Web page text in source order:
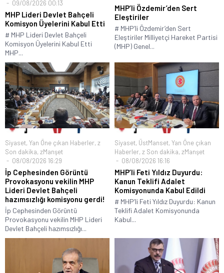
09/08/2026 00:13
MHP Lideri Devlet Bahçeli
Komisyon Üyelerini Kabul Etti
# MHP Lideri Devlet Bahçeli
Komisyon Üyelerini Kabul Etti
MHP...
MHP’li Özdemir’den Sert
Eleştiriler
# MHP’li Özdemir’den Sert
Eleştiriler Milliyetçi Hareket Partisi
(MHP) Genel...
Siyaset, Yan Öne çıkan Haberler, z
Son dakika, zManşet
08/08/2026 16:29
İp Cephesinden Görüntü
Provokasyonu vekilin MHP
Lideri Devlet Bahçeli
hazımsızlığı komisyonu gerdi!
İp Cephesinden Görüntü
Provokasyonu vekilin MHP Lideri
Devlet Bahçeli hazımsızlığı...
Siyaset, ÜstManset, Yan Öne çıkan
Haberler, z Son dakika, zManşet
08/08/2026 16:16
MHP’li Feti Yıldız Duyurdu:
Kanun Teklifi Adalet
Komisyonunda Kabul Edildi
# MHP’li Feti Yıldız Duyurdu: Kanun
Teklifi Adalet Komisyonunda
Kabul...